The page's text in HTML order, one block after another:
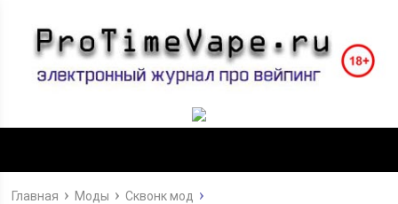
Главная Моды Сквонк мод